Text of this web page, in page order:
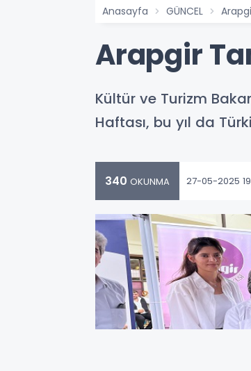
Anasayfa GÜNCEL
Arapgir
Kültür ve Turizm
Haftası, bu yıl da
340 OKUNMA 27-05-2025